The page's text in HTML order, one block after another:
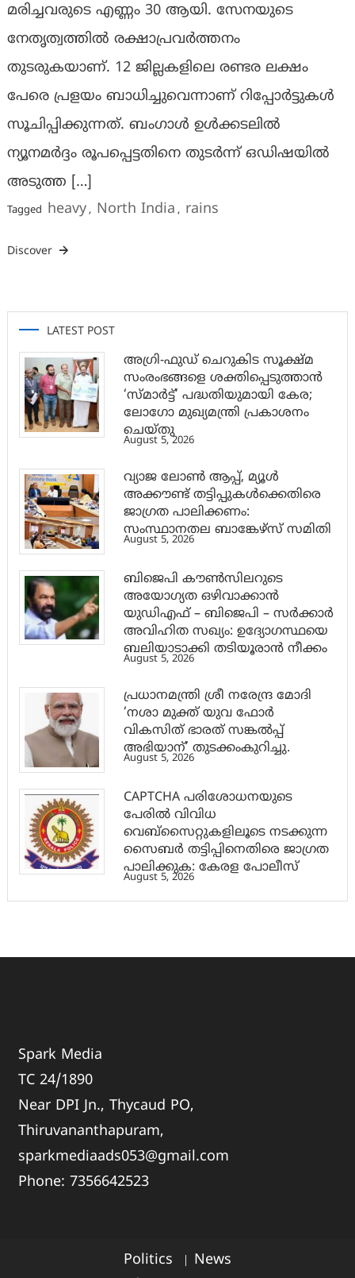
മരിച്ചവരുടെ എണ്ണം 30 ആയി. സേനയുടെ
നേതൃത്വത്തിൽ രക്ഷാപ്രവർത്തനം
തുടരുകയാണ്. 12 ജില്ലകളിലെ രണ്ടര ലക്ഷം
പേരെ പ്രളയം ബാധിച്ചുവെന്നാണ് റിപ്പോർട്ടുകൾ
സൂചിപ്പിക്കുന്നത്. ബംഗാൾ ഉൾക്കടലിൽ
ന്യൂനമർദ്ദം രൂപപ്പെട്ടതിനെ തുടർന്ന് ഒഡിഷയിൽ
അടുത്ത […]
Tagged heavy, North India , rains
Discover
LATEST POST
അഗ്രി-ഫുഡ് ചെറുകിട സൂക്ഷ്മ
സംരംഭങ്ങളെ ശക്തിപ്പെടുത്താന്‍
‘സ്മാര്‍ട്ട്’ പദ്ധതിയുമായി കേര;
ലോഗോ മുഖ്യമന്ത്രി പ്രകാശനം
ചെയ്തു
August 5, 2026
വ്യാജ ലോൺ ആപ്പ്, മ്യൂൾ
അക്കൗണ്ട് തട്ടിപ്പുകൾക്കെതിരെ
ജാ​ഗ്രത പാലിക്കണം:
സംസ്ഥാനതല ബാങ്കേഴ്സ് സമിതി
August 5, 2026
ബിജെപി കൗൺസിലറുടെ
അയോഗ്യത ഒഴിവാക്കാൻ
യുഡിഎഫ് – ബിജെപി – സർക്കാർ
അവിഹിത സഖ്യം: ഉദ്യോഗസ്ഥയെ
ബലിയാടാക്കി തടിയൂരാൻ നീക്കം
August 5, 2026
പ്രധാനമന്ത്രി ശ്രീ നരേന്ദ്ര മോദി
‘നശാ മുക്ത് യുവ ഫോർ
വികസിത് ഭാരത് സങ്കൽപ്പ്
അഭിയാന്’ തുടക്കംകുറിച്ചു.
August 5, 2026
CAPTCHA പരിശോധനയുടെ
പേരില്‍ വിവിധ
വെബ്സൈറ്റുകളിലൂടെ നടക്കുന്ന
സൈബര്‍ തട്ടിപ്പിനെതിരെ ജാഗ്രത
പാലിക്കുക: കേരള പോലീസ്
August 5, 2026
Spark Media
TC 24/1890
Near DPI Jn., Thycaud PO,
Thiruvananthapuram,
sparkmediaads053@gmail.com
Phone:7356642523
Politics
News